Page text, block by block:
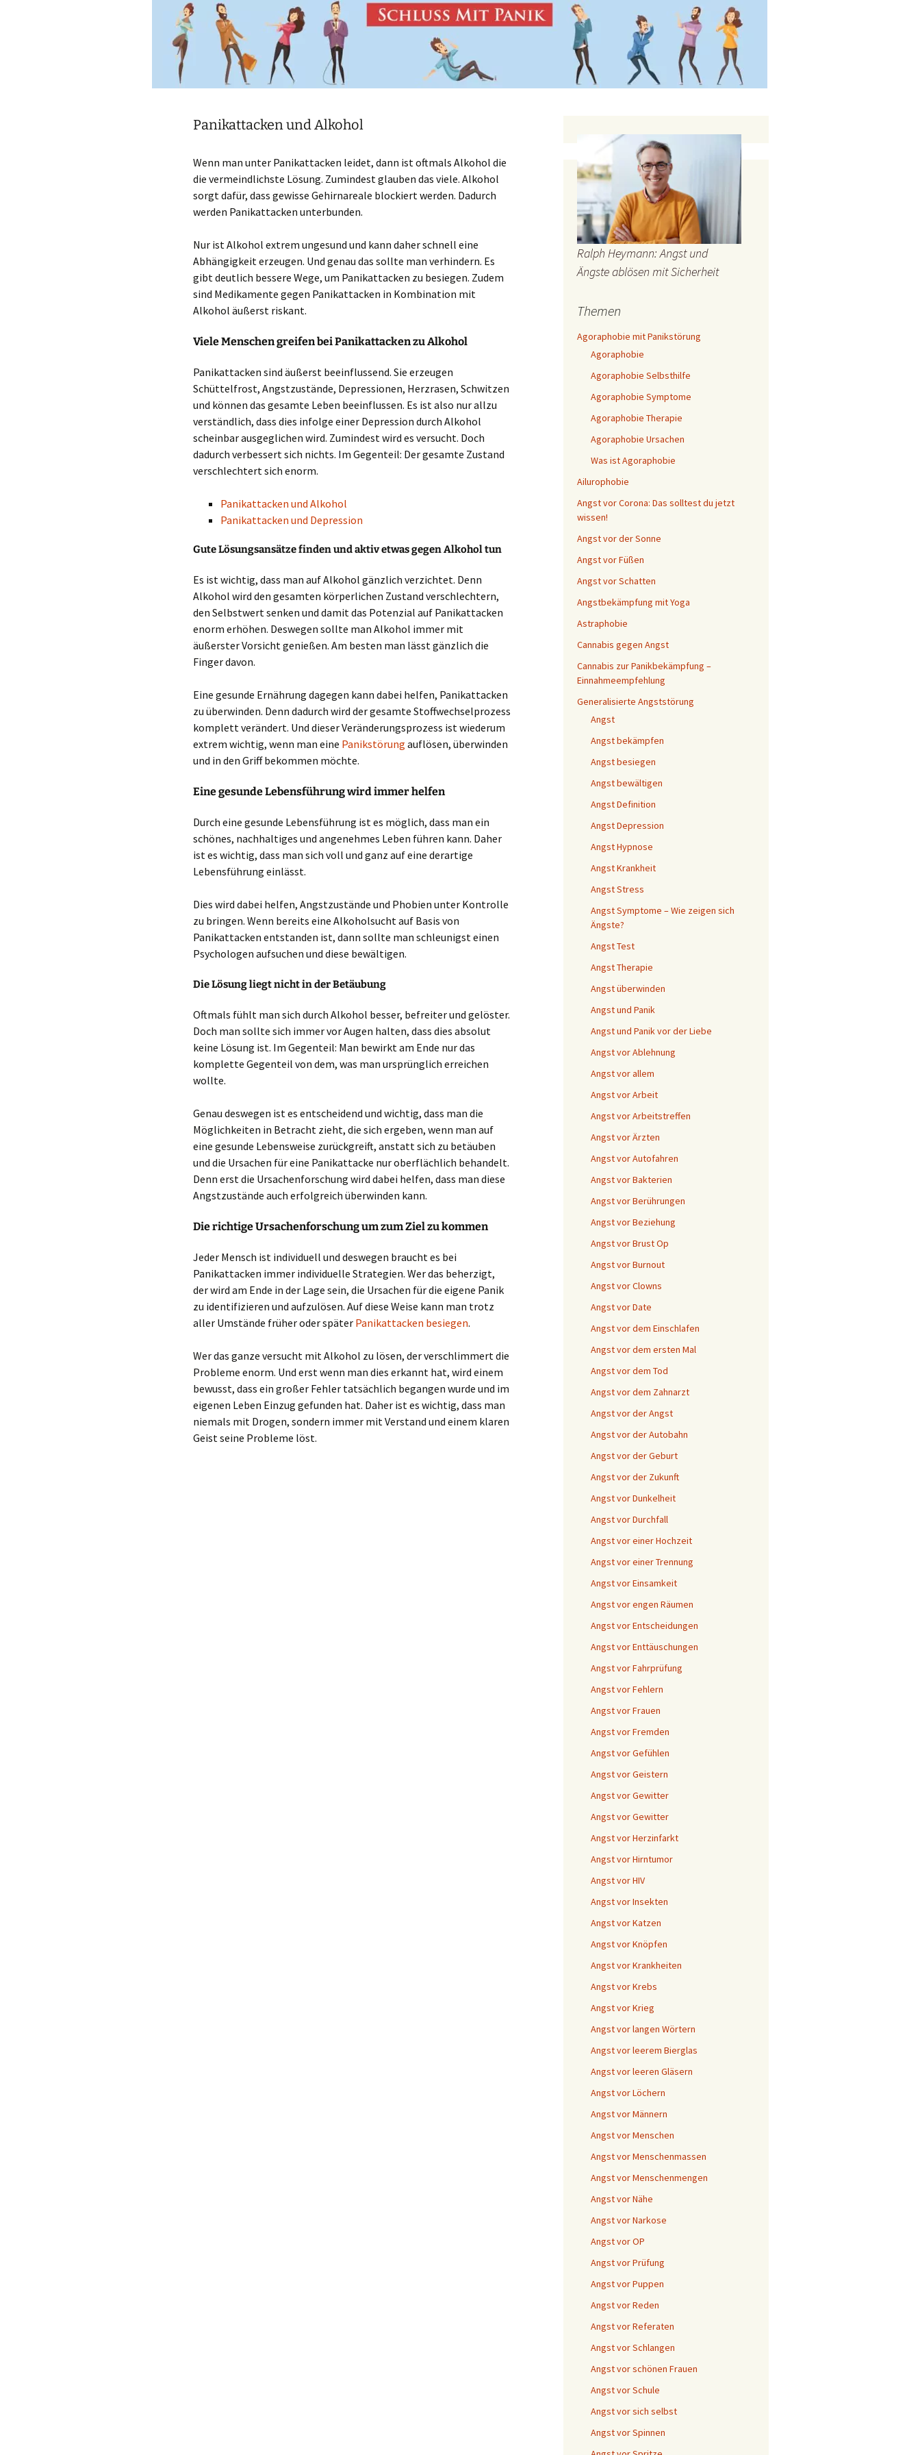
Panikattacken und Alkohol
Wenn man unter Panikattacken leidet, dann ist oftmals Alkohol die
die vermeindlichste Lösung. Zumindest glauben das viele. Alkohol
sorgt dafür, dass gewisse Gehirnareale blockiert werden. Dadurch
werden Panikattacken unterbunden.
Nur ist Alkohol extrem ungesund und kann daher schnell eine
Abhängigkeit erzeugen. Und genau das sollte man verhindern. Es
gibt deutlich bessere Wege, um Panikattacken zu besiegen. Zudem
sind Medikamente gegen Panikattacken in Kombination mit
Alkohol äußerst riskant.
Viele Menschen greifen bei Panikattacken zu Alkohol
Panikattacken sind äußerst beeinflussend. Sie erzeugen
Schüttelfrost, Angstzustände, Depressionen, Herzrasen, Schwitzen
und können das gesamte Leben beeinflussen. Es ist also nur allzu
verständlich, dass dies infolge einer Depression durch Alkohol
scheinbar ausgeglichen wird. Zumindest wird es versucht. Doch
dadurch verbessert sich nichts. Im Gegenteil: Der gesamte Zustand
verschlechtert sich enorm.
Panikattacken und Alkohol
Panikattacken und Depression
Gute Lösungsansätze finden und aktiv etwas gegen Alkohol tun
Es ist wichtig, dass man auf Alkohol gänzlich verzichtet. Denn
Alkohol wird den gesamten körperlichen Zustand verschlechtern,
den Selbstwert senken und damit das Potenzial auf Panikattacken
enorm erhöhen. Deswegen sollte man Alkohol immer mit
äußerster Vorsicht genießen. Am besten man lässt gänzlich die
Finger davon.
Eine gesunde Ernährung dagegen kann dabei helfen, Panikattacken
zu überwinden. Denn dadurch wird der gesamte Stoffwechselprozess
komplett verändert. Und dieser Veränderungsprozess ist wiederum
extrem wichtig, wenn man eine Panikstörung auflösen, überwinden
und in den Griff bekommen möchte.
Eine gesunde Lebensführung wird immer helfen
Durch eine gesunde Lebensführung ist es möglich, dass man ein
schönes, nachhaltiges und angenehmes Leben führen kann. Daher
ist es wichtig, dass man sich voll und ganz auf eine derartige
Lebensführung einlässt.
Dies wird dabei helfen, Angstzustände und Phobien unter Kontrolle
zu bringen. Wenn bereits eine Alkoholsucht auf Basis von
Panikattacken entstanden ist, dann sollte man schleunigst einen
Psychologen aufsuchen und diese bewältigen.
Die Lösung liegt nicht in der Betäubung
Oftmals fühlt man sich durch Alkohol besser, befreiter und gelöster.
Doch man sollte sich immer vor Augen halten, dass dies absolut
keine Lösung ist. Im Gegenteil: Man bewirkt am Ende nur das
komplette Gegenteil von dem, was man ursprünglich erreichen
wollte.
Genau deswegen ist es entscheidend und wichtig, dass man die
Möglichkeiten in Betracht zieht, die sich ergeben, wenn man auf
eine gesunde Lebensweise zurückgreift, anstatt sich zu betäuben
und die Ursachen für eine Panikattacke nur oberflächlich behandelt.
Denn erst die Ursachenforschung wird dabei helfen, dass man diese
Angstzustände auch erfolgreich überwinden kann.
Die richtige Ursachenforschung um zum Ziel zu kommen
Jeder Mensch ist individuell und deswegen braucht es bei
Panikattacken immer individuelle Strategien. Wer das beherzigt,
der wird am Ende in der Lage sein, die Ursachen für die eigene Panik
zu identifizieren und aufzulösen. Auf diese Weise kann man trotz
aller Umstände früher oder später Panikattacken besiegen.
Wer das ganze versucht mit Alkohol zu lösen, der verschlimmert die
Probleme enorm. Und erst wenn man dies erkannt hat, wird einem
bewusst, dass ein großer Fehler tatsächlich begangen wurde und im
eigenen Leben Einzug gefunden hat. Daher ist es wichtig, dass man
niemals mit Drogen, sondern immer mit Verstand und einem klaren
Geist seine Probleme löst.
Ralph Heymann: Angst und
Ängste ablösen mit Sicherheit
Themen
Agoraphobie mit Panikstörung
Agoraphobie
Agoraphobie Selbsthilfe
Agoraphobie Symptome
Agoraphobie Therapie
Agoraphobie Ursachen
Was ist Agoraphobie
Ailurophobie
Angst vor Corona: Das solltest du jetzt
wissen!
Angst vor der Sonne
Angst vor Füßen
Angst vor Schatten
Angstbekämpfung mit Yoga
Astraphobie
Cannabis gegen Angst
Cannabis zur Panikbekämpfung –
Einnahmeempfehlung
Generalisierte Angststörung
Angst
Angst bekämpfen
Angst besiegen
Angst bewältigen
Angst Definition
Angst Depression
Angst Hypnose
Angst Krankheit
Angst Stress
Angst Symptome – Wie zeigen sich
Ängste?
Angst Test
Angst Therapie
Angst überwinden
Angst und Panik
Angst und Panik vor der Liebe
Angst vor Ablehnung
Angst vor allem
Angst vor Arbeit
Angst vor Arbeitstreffen
Angst vor Ärzten
Angst vor Autofahren
Angst vor Bakterien
Angst vor Berührungen
Angst vor Beziehung
Angst vor Brust Op
Angst vor Burnout
Angst vor Clowns
Angst vor Date
Angst vor dem Einschlafen
Angst vor dem ersten Mal
Angst vor dem Tod
Angst vor dem Zahnarzt
Angst vor der Angst
Angst vor der Autobahn
Angst vor der Geburt
Angst vor der Zukunft
Angst vor Dunkelheit
Angst vor Durchfall
Angst vor einer Hochzeit
Angst vor einer Trennung
Angst vor Einsamkeit
Angst vor engen Räumen
Angst vor Entscheidungen
Angst vor Enttäuschungen
Angst vor Fahrprüfung
Angst vor Fehlern
Angst vor Frauen
Angst vor Fremden
Angst vor Gefühlen
Angst vor Geistern
Angst vor Gewitter
Angst vor Gewitter
Angst vor Herzinfarkt
Angst vor Hirntumor
Angst vor HIV
Angst vor Insekten
Angst vor Katzen
Angst vor Knöpfen
Angst vor Krankheiten
Angst vor Krebs
Angst vor Krieg
Angst vor langen Wörtern
Angst vor leerem Bierglas
Angst vor leeren Gläsern
Angst vor Löchern
Angst vor Männern
Angst vor Menschen
Angst vor Menschenmassen
Angst vor Menschenmengen
Angst vor Nähe
Angst vor Narkose
Angst vor OP
Angst vor Prüfung
Angst vor Puppen
Angst vor Reden
Angst vor Referaten
Angst vor Schlangen
Angst vor schönen Frauen
Angst vor Schule
Angst vor sich selbst
Angst vor Spinnen